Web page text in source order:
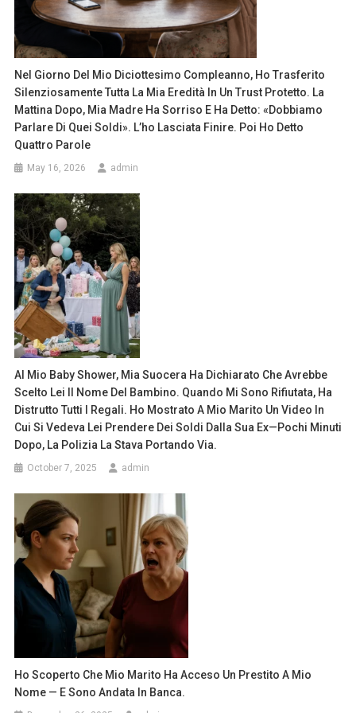
Nel Giorno Del Mio Diciottesimo Compleanno, Ho Trasferito
Silenziosamente Tutta La Mia Eredità In Un Trust Protetto. La
Mattina Dopo, Mia Madre Ha Sorriso E Ha Detto: «Dobbiamo
Parlare Di Quei Soldi». L’ho Lasciata Finire. Poi Ho Detto
Quattro Parole
May 16, 2026 admin
Al Mio Baby Shower, Mia Suocera Ha Dichiarato Che Avrebbe
Scelto Lei Il Nome Del Bambino. Quando Mi Sono Rifiutata, Ha
Distrutto Tutti I Regali. Ho Mostrato A Mio Marito Un Video In
Cui Si Vedeva Lei Prendere Dei Soldi Dalla Sua Ex—Pochi Minuti
Dopo, La Polizia La Stava Portando Via.
October 7, 2025 admin
Ho Scoperto Che Mio Marito Ha Acceso Un Prestito A Mio
Nome — E Sono Andata In Banca.